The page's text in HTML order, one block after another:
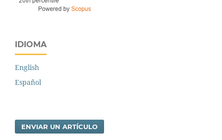
IDIOMA
English
Español
ENVIAR UN ARTÍCULO